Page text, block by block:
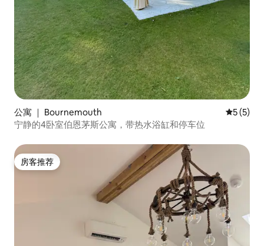
公寓 ｜ Bournemouth 平均评分
5 (5)
宁静的4卧室伯恩茅斯公寓，带热水浴缸和停车位
房客推荐
房客推荐